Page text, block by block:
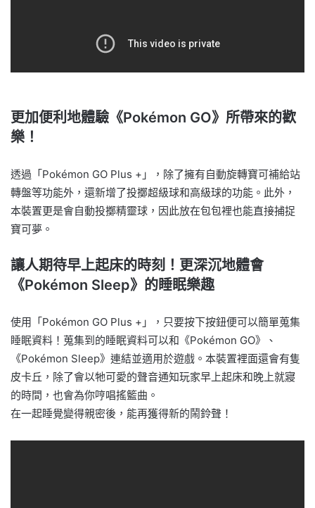
更加便利地體驗《Pokémon GO》所帶來的歡
樂！
透過「Pokémon GO Plus +」，除了擁有自動旋轉寶可補給站
轉盤等功能外，還新增了投擲超級球和高級球的功能。此外，
本裝置更是會自動投擲精靈球，因此放在包包裡也能直接捕捉
寶可夢。
讓人期待早上起床的時刻！更深沉地體會
《Pokémon Sleep》的睡眠樂趣
使用「Pokémon GO Plus +」，只要按下按鈕便可以簡單蒐集
睡眠資料！蒐集到的睡眠資料可以和《Pokémon GO》、
《Pokémon Sleep》連結並適用於遊戲。本裝置裡面還會有隻
皮卡丘，除了會以牠可愛的聲音通知玩家早上起床和晚上就寢
的時間，也會為你哼唱搖籃曲。
在一起睡覺變得親密後，能再獲得新的鬧鈴聲！